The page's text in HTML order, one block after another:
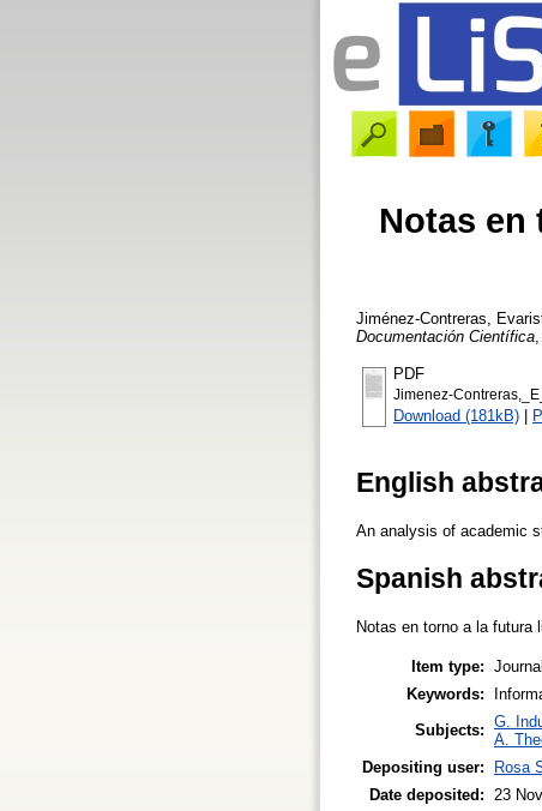
Notas en
Jiménez-Contreras,
Documentación Científica
PDF
Jimenez-
Download (181kB) |
English
An analysis of academic
Spanish
Notas en torno a la futura
Item type:
Keywords:
Subjects: G.
A.
Depositing user:
Rosa
Date deposited:
23